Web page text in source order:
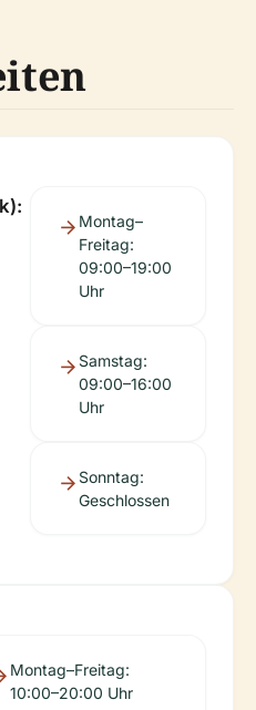
Montag–
Freitag:
09:00–19:00
Uhr
Samstag:
09:00–16:00
Uhr
Sonntag:
Geschlossen
Montag–Freitag:
10:00–20:00 Uhr